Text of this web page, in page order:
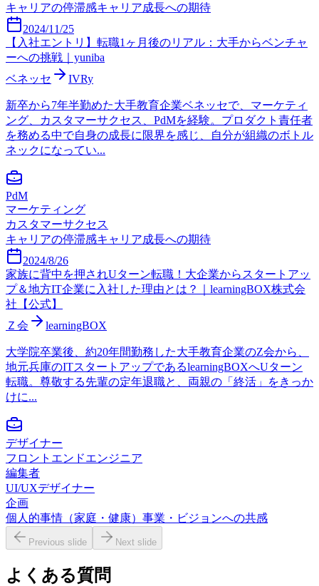
キャリアの停滞感キャリア成長への期待
2024/11/25
【入社エントリ】転職1ヶ月後のリアル：大手からベンチャ
ーへの挑戦｜yuniba
ベネッセ
IVRy
新卒から7年半勤めた大手教育企業ベネッセで、マーケティ
ング、カスタマーサクセス、PdMを経験。プロダクト責任者
を務める中で自身の成長に限界を感じ、自分が組織のボトル
ネックになってい...
PdM
マーケティング
カスタマーサクセス
キャリアの停滞感キャリア成長への期待
2024/8/26
家族に背中を押されUターン転職！大企業からスタートアッ
プ＆地方IT企業に入社した理由とは？｜learningBOX株式会
社【公式】
Ｚ会
learningBOX
大学院卒業後、約20年間勤務した大手教育企業のZ会から、
地元兵庫のITスタートアップであるlearningBOXへUターン
転職。尊敬する先輩の定年退職と、両親の「終活」をきっか
けに...
デザイナー
フロントエンドエンジニア
編集者
UI/UXデザイナー
企画
個人的事情（家庭・健康） 事業・ビジョンへの共感
Previous slide Next slide
よくある質問